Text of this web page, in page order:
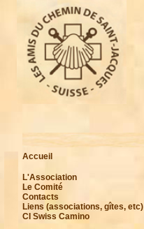
Accueil
L'Association
Le Comité
Contacts
Liens (associations, gîtes, etc)
CI Swiss Camino